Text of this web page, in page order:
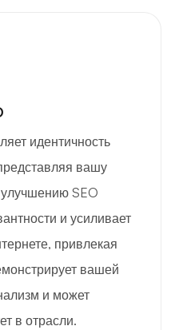
идентичность
вашу
улучшению SEO
и усиливает
привлекая
вашей
и может
в отрасли.